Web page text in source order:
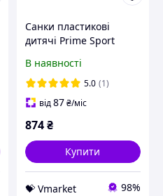
Санки пластикові
дитячі Prime Sport
Vmarket
В наявності
5.0 (1)
від87₴/міс
874₴
Купити
💝 Vmarket 98%